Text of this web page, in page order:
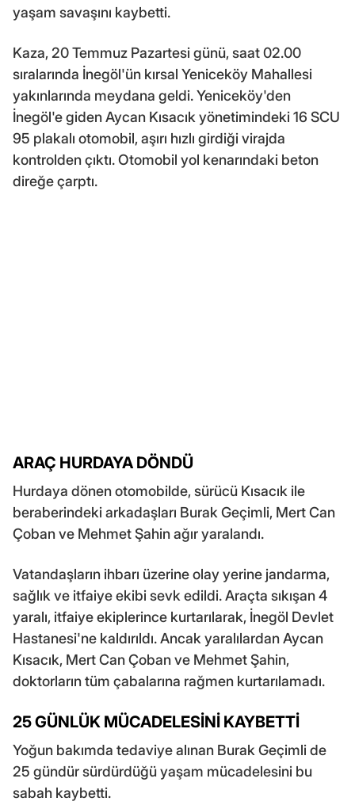
yaşam savaşını kaybetti.
Kaza, 20 Temmuz Pazartesi günü, saat 02.00
sıralarında İnegöl'ün kırsal Yeniceköy Mahallesi
yakınlarında meydana geldi. Yeniceköy'den
İnegöl'e giden Aycan Kısacık yönetimindeki 16 SCU
95 plakalı otomobil, aşırı hızlı girdiği virajda
kontrolden çıktı. Otomobil yol kenarındaki beton
direğe çarptı.
ARAÇ HURDAYA DÖNDÜ
Hurdaya dönen otomobilde, sürücü Kısacık ile
beraberindeki arkadaşları Burak Geçimli, Mert Can
Çoban ve Mehmet Şahin ağır yaralandı.
Vatandaşların ihbarı üzerine olay yerine jandarma,
sağlık ve itfaiye ekibi sevk edildi. Araçta sıkışan 4
yaralı, itfaiye ekiplerince kurtarılarak, İnegöl Devlet
Hastanesi'ne kaldırıldı. Ancak yaralılardan Aycan
Kısacık, Mert Can Çoban ve Mehmet Şahin,
doktorların tüm çabalarına rağmen kurtarılamadı.
25 GÜNLÜK MÜCADELESİNİ KAYBETTİ
Yoğun bakımda tedaviye alınan Burak Geçimli de
25 gündür sürdürdüğü yaşam mücadelesini bu
sabah kaybetti.